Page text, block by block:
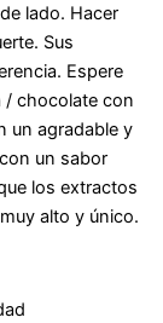
lado. Hacer
Sus
Espere
/ chocolate con
un agradable y
un sabor
los extractos
alto y único.